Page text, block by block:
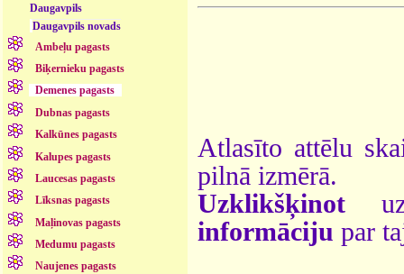
Daugavpils
Daugavpils novads
Ambeļu pagasts
Biķernieku pagasts
Demenes pagasts
Dubnas pagasts
Kalkūnes pagasts
Kalupes pagasts
Laucesas pagasts
Līksnas pagasts
Maļinovas pagasts
Medumu pagasts
Naujenes pagasts
Atlasīto attēlu
pilnā izmērā.
Uzklikšķinot
informāciju par